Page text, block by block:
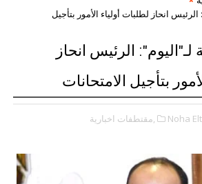
انحاز لطلبات أولياء الأمور بتأجيل
الرئيس انحاز
بتأجيل الامتحانات
Noha ,مقتطفات اخبارية